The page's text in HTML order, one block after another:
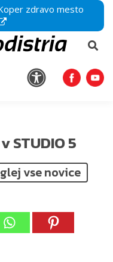
zdravo mesto
STUDIO 5
vse novice